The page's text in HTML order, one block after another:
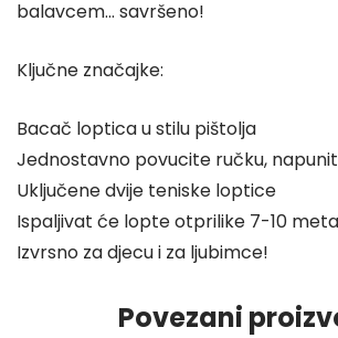
balavcem… savršeno!
Ključne značajke:
Bacač loptica u stilu pištolja
Jednostavno povucite ručku,
Uključene dvije teniske loptice
Ispaljivat će lopte otprilike 7-10
Izvrsno za djecu i za ljubimce!
Povezani